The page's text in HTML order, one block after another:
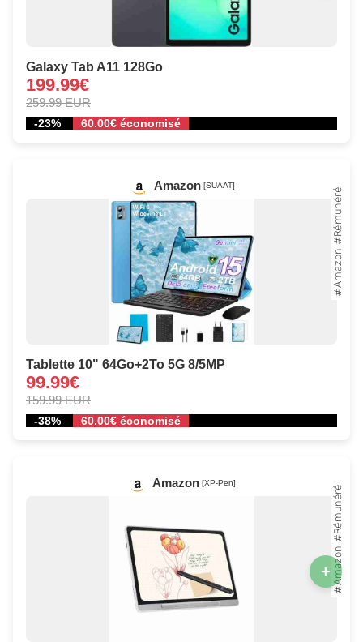
Galaxy Tab A11 128Go
199.99€
259.99 EUR
-23% 60.00€ économisé
Amazon [SUAAT]
Tablette 10" 64Go+2To 5G 8/5MP
99.99€
159.99 EUR
-38% 60.00€ économisé
Amazon [XP-Pen]
+